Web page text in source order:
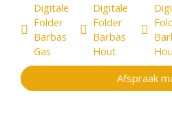
Kaderloos
Klassiek kader
Verdiept Kader
Inbouw kader
Renovatie
Digitale
Folder
Barbas
Gas
Digitale
Folder
Barbas
Hout
Afspraak